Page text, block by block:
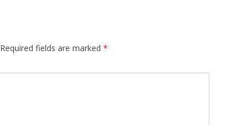
Required fields are marked *